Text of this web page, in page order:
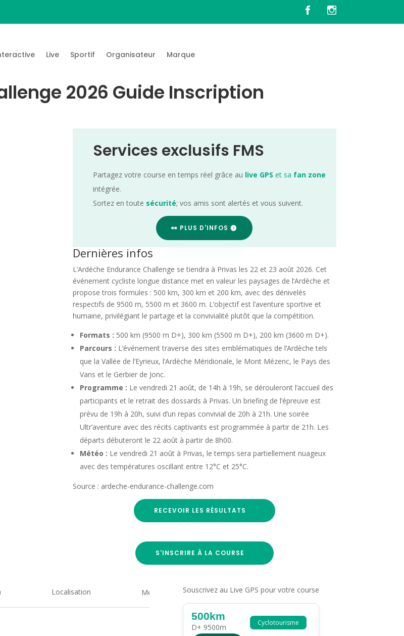
Live Sportif Organisateur Marque
2026 Guide Inscription
Services exclusifs FMS
Partagez votre course en temps réel grâce au live GPS et sa fan zone
intégrée.
Sortez en toute sécurité; vos amis sont alertés et vous suivent.
👀 PLUS D'INFOS
Dernières infos
L’Ardèche Endurance Challenge se tiendra à Privas les 22 et 23 août 2026. Cet
événement cycliste longue distance met en valeur les paysages de l’Ardèche et
propose trois formules : 500 km, 300 km et 200 km, avec des dénivelés
respectifs de 9500 m, 5500 m et 3600 m. L’objectif est l’aventure sportive et
humaine, privilégiant le partage et la convivialité plutôt que la compétition.
Formats : 500 km (9500 m D+), 300 km (5500 m D+), 200 km (3600 m D+).
Parcours : L’événement traverse des sites emblématiques de l’Ardèche tels
que la Vallée de l’Eyrieux, l’Ardèche Méridionale, le Mont Mézenc, le Pays des
Vans et le Gerbier de Jonc.
Programme : Le vendredi 21 août, de 14h à 19h, se dérouleront l’accueil des
participants et le retrait des dossards à Privas. Un briefing de l’épreuve est
prévu de 19h à 20h, suivi d’un repas convivial de 20h à 21h. Une soirée
Ultr’aventure avec des récits captivants est programmée à partir de 21h. Les
départs débuteront le 22 août à partir de 8h00.
Météo : Le vendredi 21 août à Privas, le temps sera partiellement nuageux
avec des températures oscillant entre 12°C et 25°C.
Source : ardeche-endurance-challenge.com
RECEVOIR LES RÉSULTATS
S'INSCRIRE À LA COURSE
Localisation Medias Souscrivez au Live GPS pour votre course
Cyclotourisme
500km
D+ 9500m